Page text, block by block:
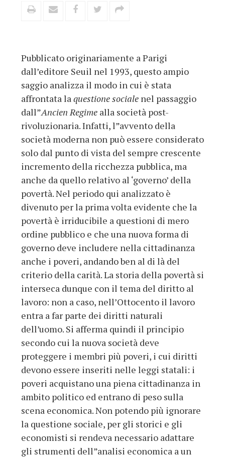
Pubblicato originariamente a Parigi
dall’editore Seuil nel 1993, questo ampio
saggio analizza il modo in cui è stata
affrontata laquestione sociale nel passaggio
dall”Ancien Regime alla società post-
rivoluzionaria. Infatti, l”avvento della
società moderna non può essere considerato
solo dal punto di vista del sempre crescente
incremento della ricchezza pubblica, ma
anche da quello relativo al ‘governo’ della
povertà. Nel periodo qui analizzato è
divenuto per la prima volta evidente che la
povertà è irriducibile a questioni di mero
ordine pubblico e che una nuova forma di
governo deve includere nella cittadinanza
anche i poveri, andando ben al di là del
criterio della carità. La storia della povertà si
interseca dunque con il tema del diritto al
lavoro: non a caso, nell’Ottocento il lavoro
entra a far parte dei diritti naturali
dell’uomo. Si afferma quindi il principio
secondo cui la nuova società deve
proteggere i membri più poveri, i cui diritti
devono essere inseriti nelle leggi statali: i
poveri acquistano una piena cittadinanza in
ambito politico ed entrano di peso sulla
scena economica. Non potendo più ignorare
la questione sociale, per gli storici e gli
economisti si rendeva necessario adattare
gli strumenti dell”analisi economica a un